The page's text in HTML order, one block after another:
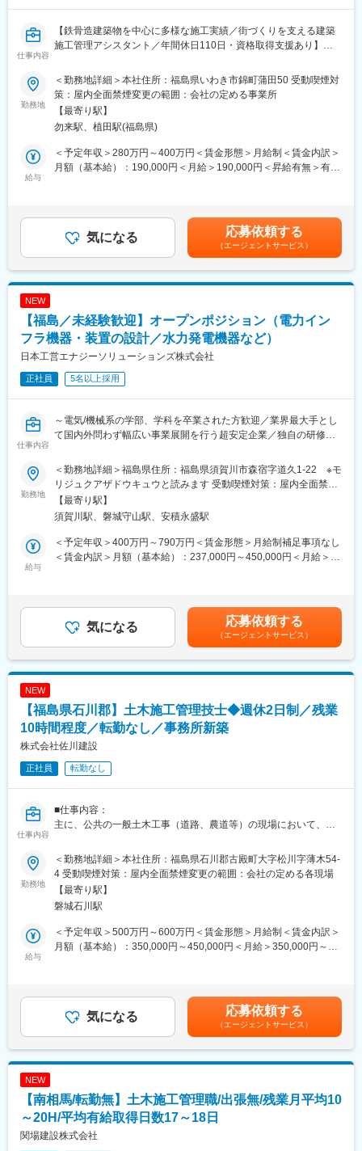
人間としての価値観や考え方を重視し、顧客のために心から働け
る人間であることを大事にしています。人間がつくる家だからこ
間であることが大切です。営業担当、工事担当、設計担当、経理
担当など、仕事に関わる全ての社員が情熱を持ち続けています。
その情熱が会社全体を豊かにする原動力となり、夢に向かって突
き進んでいる姿が、誇りであると考えています。
仕事内容
【鉄骨造建築物を中心に多様な施工実績／街づくりを支える建築
施工管理アシスタント／年間休日110日・資格取得支援あり】
■業務内容
鉄骨造建築物を中心とした施工管理アシスタントです。先輩社員
の指示を受ける立場で、書類作成、CAD、現場同行を通じて工事
の流れを覚えます。作業員経験や現場事務経験を活かし、工程、
安全、品質の見方を段階的に広げられます。単純作業で終わら
ず、施工管理へ進む土台を築けます。
＜具体的な業務内容＞
・工事資料をExcelで作成し、現場運営に必要な情報を整理
・安全書類や品質記録を確認し、管理項目の抜け漏れを防止
・資格取得に向けて学習し、施工管理技士の知識を習得
※将来的には工程管理や協力会社対応にも関与し、施工管理領域の
す。設計、施工、現場管理の担当が近く、分からない点をその場
で確認しやすい環境です。少数体制だからこそ判断が早く、自分
の成長段階に合わせて任される範囲も見えやすい職場です。
■キャリア
書類の準備を担当し、補助者として現場を支えます。3年後には資
格取得を目指し、工程確認や協力会社との調整にも関わります。
■就業環境
年間休日110日で、休日を確保しながら技術を身につけられま
す。転勤はなく、地域の現場に腰を据えて関われます。残業は月
20時間以内のため、資格学習や私生活の時間も取りやすい働き方
です。賞与年2回、社会保険、退職金制度も整っています。
して関われる点がこの会社ならではです。地域に残る建物づくり
を通じ、現場経験を専門資格へつなげられる会社です。着実に学
変更の範囲：会社の定める業務
勤務地
＜勤務地詳細＞本社住所：福島県いわき市錦町蒲田50 受動喫煙対
策：屋内全面禁煙変更の範囲：会社の定める事業所
【最寄り駅】
勿来駅、植田駅(福島県)
給与
＜予定年収＞280万円～400万円＜賃金形態＞月給制＜賃金内訳＞
月額（基本給）：190,000円＜月給＞190,000円＜昇給有無＞有＜
ます。月給(月額)は固定手当を含めた表記です。
気になる 応募依頼する
（エージェントサービス）
NEW
【福島／未経験歓迎】オープンポジション（電力イン
フラ機器・装置の設計／水力発電機器など）
日本工営エナジーソリューションズ株式会社
正社員 5名以上採用
仕事内容
～電気/機械系の学部、学科を卒業された方歓迎／業界最大手とし
て国内外問わず幅広い事業展開を行う超安定企業／独自の研修制
■職務内容：
ご自身のご経験や志向性に応じて、同社のパワー＆デジタル事業
本部におけるいずれかのポジションでご活躍頂きます。
基本的には、doda上で募集をしているポジションのいずれかでの
ご選考を検討させて頂く可能性が高いです。
「同社に興味があるけれどもどのポジションに募集して良いかわ
からない」という方や、「ポジションの必須要件を満たしている
かどうか不明瞭」、という方は是非この機会にご応募をいただけ
・参考資料：
https://www.n-koei.co.jp/profile/pamphlet/pdf/businessunit.pdf
・電力事業に関わる機器・装置の設計・製造から電力インフラの
で福島から世界へ」を合言葉に、次世代に引継ぐエネルギーを創
造するグローバル企業としてさらなる成長を目指します。
■教育環境：
未経験の方も、入社後の導入研修はもちろん、同社では最先端の
研究や技術開発が活発に行われており、技術者の成長意欲に応え
残業時間は平均24h程度となります。休日出勤は原則有りません
が、月に数回出張の可能性がございます（国内／海外）。
日本工営グループは、2030年を見据え、「コンサルティング」、
「都市空間」、「エネルギー」の3事業を基幹事業と位置づけ、さ
らなる成長を目指しています。
それに伴い、ホールディングス化及び分社化予定となっており、
１０月１日以降同ポジションでご入社の方は日本工営エナジーソ
リューションズ株式会社へのご入社となります。
報酬制度や人事評価制度、働き方にまつわる制度面は日本工営株
変更の範囲：会社の定める業務
勤務地
＜勤務地詳細＞福島県住所：福島県須賀川市森宿字道久1-22 ※モ
リジュクアザドウキュウと読みます 受動喫煙対策：屋内全面禁煙
変更の範囲：会社の定める事業所（リモートワーク含む）
【最寄り駅】
須賀川駅、磐城守山駅、安積永盛駅
給与
＜予定年収＞400万円～790万円＜賃金形態＞月給制補足事項なし
＜賃金内訳＞月額（基本給）：237,000円～450,000円＜月給＞
年収640万円◆40歳（経験18年／課長クラス）：年収790万円賃
金はあくまでも目安の金額であり、選考を通じて上下する可能性
があります。月給(月額)は固定手当を含めた表記です。
気になる 応募依頼する
（エージェントサービス）
NEW
【福島県石川郡】土木施工管理技士◆週休2日制／残業
10時間程度／転勤なし／事務所新築
株式会社佐川建設
正社員 転勤なし
仕事内容
■仕事内容：
主に、公共の一般土木工事（道路、農道等）の現場において、現
び現場作業に従事していただきます。
主な作業場所は、古殿町内または石川郡内の町村になります。
■採用背景
最近受注が増えておりますので、その対応ができるように人員強
化による募集です。
■業務内容：
・工事進捗に合わせた人員、資機材等の手配
・出来形、品質確認による工事状況の把握
・帳票入力等のパソコン作業…など
■配属組織：
配属部署には技術者5名が在籍しています。
他作業員等が在籍しております。
勤務地
＜勤務地詳細＞本社住所：福島県石川郡古殿町大字松川字薄木54-
4 受動喫煙対策：屋内全面禁煙変更の範囲：会社の定める各現場
【最寄り駅】
磐城石川駅
給与
＜予定年収＞500万円～600万円＜賃金形態＞月給制＜賃金内訳＞
月額（基本給）：350,000円～450,000円＜月給＞350,000円～
年度の実績であり、業績・評価によります。■昇給：あり■賞与：
年3回（計3.00ヶ月分※前年度実績）賃金はあくまでも目安の金額
であり、選考を通じて上下する可能性があります。月給(月額)は固
定手当を含めた表記です。
気になる 応募依頼する
（エージェントサービス）
NEW
【南相馬/転勤無】土木施工管理職/出張無/残業月平均10
～20H/平均有給取得日数17～18日
関場建設株式会社